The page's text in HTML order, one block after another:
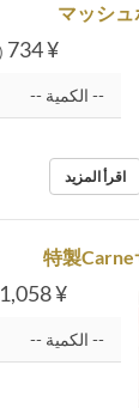
¥ 734
اقرأ المزيد
¥ 1,058